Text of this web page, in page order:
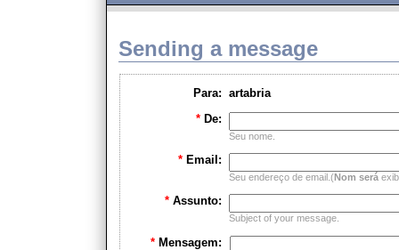
Sending a message
Para: artabria
* De:
Seu nome.
* Email:
Seu endereço de email.(Nom será
* Assunto:
Subject of your message.
* Mensagem: